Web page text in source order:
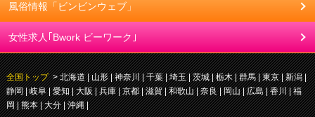
風俗情報「ビンビンウェブ」
女性求人｢Bwork ビーワーク｣
全国トップ>北海道 山形 神奈川 千葉 埼玉 茨城 栃木 群馬 東京 新潟
静岡 岐阜 愛知 大阪 兵庫 京都 滋賀 和歌山 奈良 岡山 広島 香川 福
岡 熊本 大分 沖縄